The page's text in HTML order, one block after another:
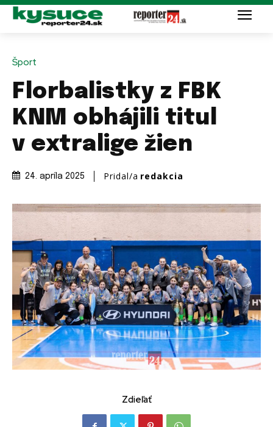
Šport
Florbalistky z FBK
KNM obhájili titul
v extralige žien
24. apríla 2025 Pridal/a redakcia
Zdieľať